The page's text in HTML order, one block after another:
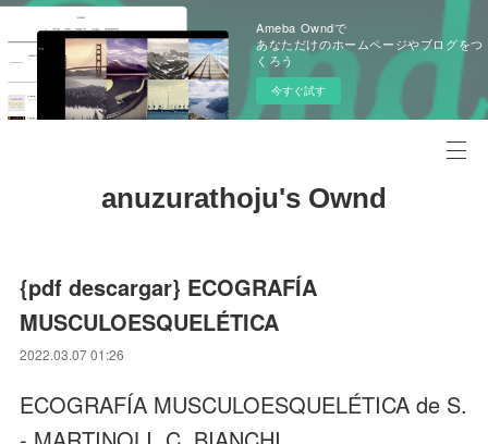
Ameba Owndで
あなただけのホームページやブログをつ
くろう
今すぐ試す
anuzurathoju's Ownd
{pdf descargar} ECOGRAFÍA
MUSCULOESQUELÉTICA
2022.03.07 01:26
ECOGRAFÍA MUSCULOESQUELÉTICA de S.